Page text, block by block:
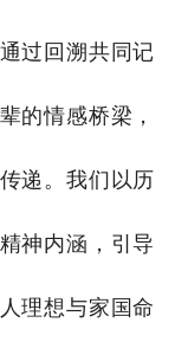
过回溯共同记
的情感桥梁，
递。我们以历
神内涵，引导
理想与家国命